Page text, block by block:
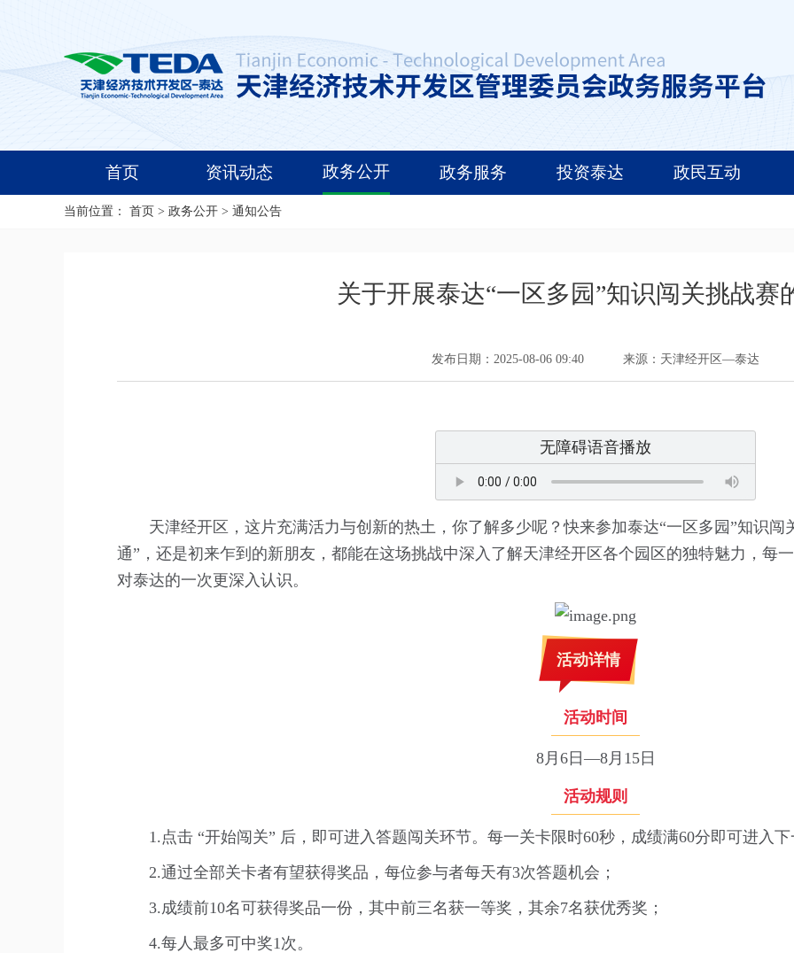
首页 资讯动态 政务公开 政务服务 投资泰达 政民互动
当前位置： 首页 > 政务公开 > 通知公告
关于开展泰达“一区多园”知识闯关挑战赛
发布日期：2025-08-06 09:40
来源：天津经开区—泰达
无障碍语音播放
天津经开区，这片充满活力与创新的热土，你了解多少呢？快来参加泰达“一区多园”知识闯
通”，还是初来乍到的新朋友，都能在这场挑战中深入了解天津经开区各个园区的独特魅力，每
对泰达的一次更深入认识。
活动详情
活动时间
8月6日—8月15日
活动规则
1.点击 “开始闯关” 后，即可进入答题闯关环节。每一关卡限时60秒，成绩满60分即可进入下
2.通过全部关卡者有望获得奖品，每位参与者每天有3次答题机会；
3.成绩前10名可获得奖品一份，其中前三名获一等奖，其余7名获优秀奖；
4.每人最多可中奖1次。